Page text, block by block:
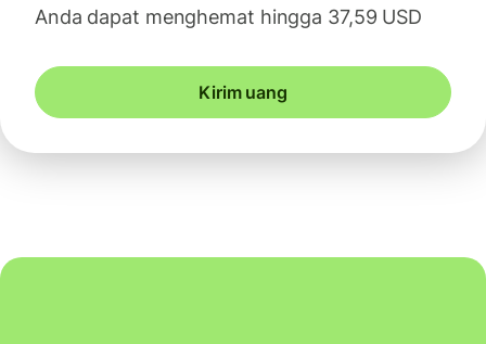
Anda dapat menghemat hingga 37,59 USD
Kirim uang